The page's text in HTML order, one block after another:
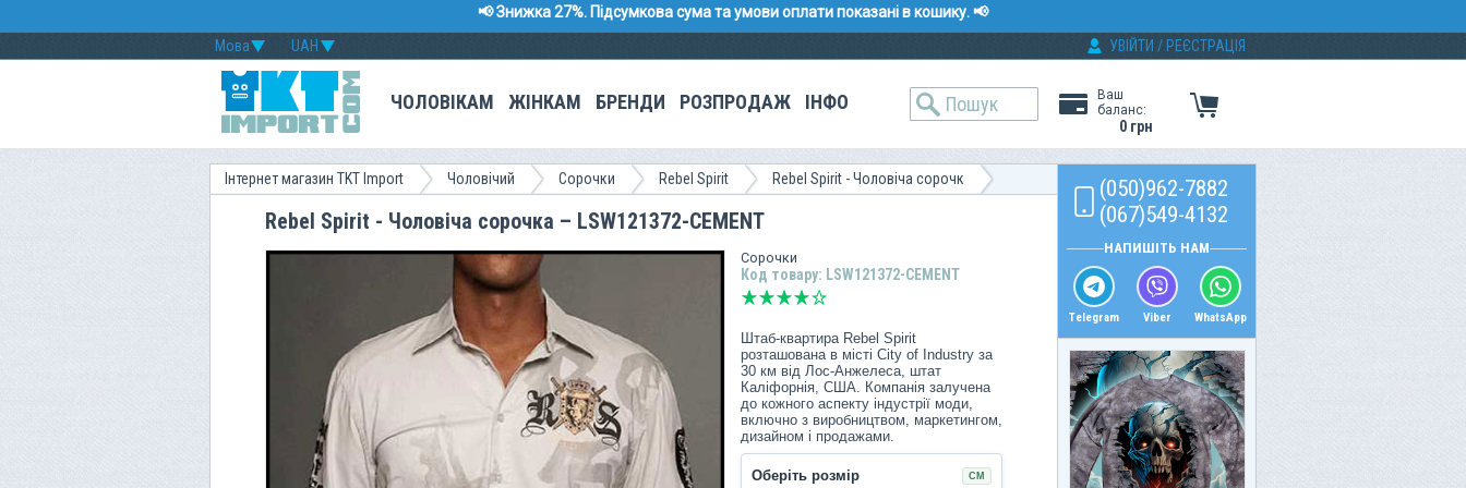
📢 Знижка 27%. Підсумкова сума та умови оплати показані в кошику. 📢
UAH
Мова УВІЙТИ / РЕЄСТРАЦІЯ
Ваш
баланс:
0 грн
ЧОЛОВІКАМ ЖІНКАМ БРЕНДИ РОЗПРОДАЖ ІНФО
Інтернет магазин TKT Import Чоловічий Сорочки Rebel Spirit Rebel Spirit - Чоловіча сорочк
Rebel Spirit - Чоловіча сорочка – LSW121372-CEMENT
Сорочки
Код товару: LSW121372-CEMENT
Штаб-квартира Rebel Spirit
розташована в місті City of Industry за
30 км від Лос-Анжелеса, штат
Каліфорнія, США. Компанія залучена
до кожного аспекту індустрії моди,
включно з виробництвом, маркетингом,
дизайном і продажами.
Коріння компанії бере початок 2005
року з дизайнера Edgar Munoz і
Оберіть розмір СМ
(050)962-7882
(067)549-4132
НАПИШІТЬ НАМ
Telegram Viber WhatsApp